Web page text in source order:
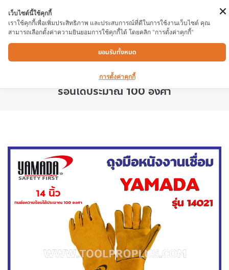
ถุงมือหนังงานเชื่อม YAMADA รุ่น 14021 14″ มี
ซับใน ทำให้ผู้ใช้สวมใส่สบาย และทนความร้อนได้ดี
มากยิ่งขึ้น สามารถกันสะเก็ดไฟ และทนต่อความ
ร้อนได้ประมาณ 100 องศา
เว็บไซต์นี้ใช้คุกกี้
เราใช้คุกกี้เพื่อเพิ่มประสิทธิภาพ และประสบการณ์ที่ดีในการใช้งานเว็บไซต์ คุณ
สามารถเลือกตั้งค่าความยินยอมการใช้คุกกี้ได้ โดยคลิก "การตั้งค่าคุกกี้"
ยอมรับทั้งหมด
การตั้งค่าคุกกี้